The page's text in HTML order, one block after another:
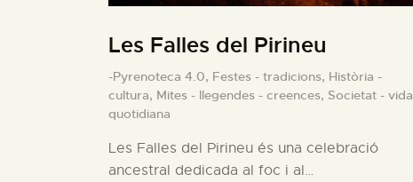
Les Falles del Pirineu
-Pyrenoteca 4.0, Festes - tradicions, Història -
cultura, Mites - llegendes - creences, Societat - vida
quotidiana
Les Falles del Pirineu és una celebració
ancestral dedicada al foc i al…